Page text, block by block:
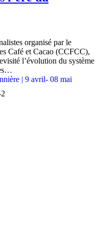
organisé par le
Café et Cacao (CCFCC),
l’évolution du système